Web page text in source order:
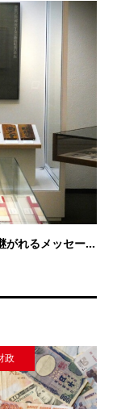
がれるメッセー...
政